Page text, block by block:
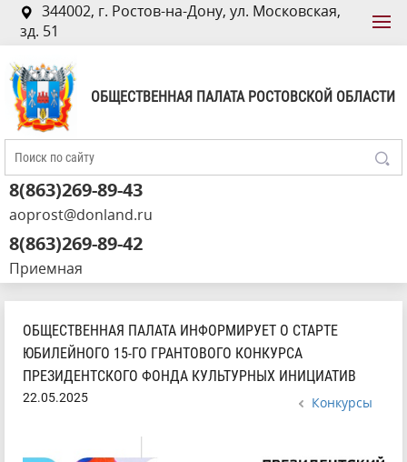
344002, г. Ростов-на-Дону, ул. Московская,
зд. 51
ОБЩЕСТВЕННАЯ ПАЛАТА РОСТОВСКОЙ ОБЛАСТИ
8(863)269-89-43
aoprost@donland.ru
8(863)269-89-42
Приемная
ОБЩЕСТВЕННАЯ ПАЛАТА ИНФОРМИРУЕТ О СТАРТЕ
ЮБИЛЕЙНОГО 15-ГО ГРАНТОВОГО КОНКУРСА
ПРЕЗИДЕНТСКОГО ФОНДА КУЛЬТУРНЫХ ИНИЦИАТИВ
22.05.2025 Конкурсы